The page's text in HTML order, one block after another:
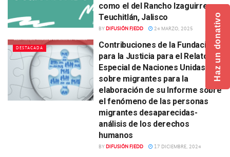
como el del Rancho Izaguirre en
Teuchitlán, Jalisco
BY DIFUSIÓN FJEDD 24 MARZO, 2025
DESTACADA
Contribuciones de la Fundación
para la Justicia para el Relator
Especial de Naciones Unidas
sobre migrantes para la
elaboración de su Informe sobre
el fenómeno de las personas
migrantes desaparecidas-
análisis de los derechos
humanos
BY DIFUSIÓN FJEDD 17 DICIEMBRE, 2024
Haz un donativo